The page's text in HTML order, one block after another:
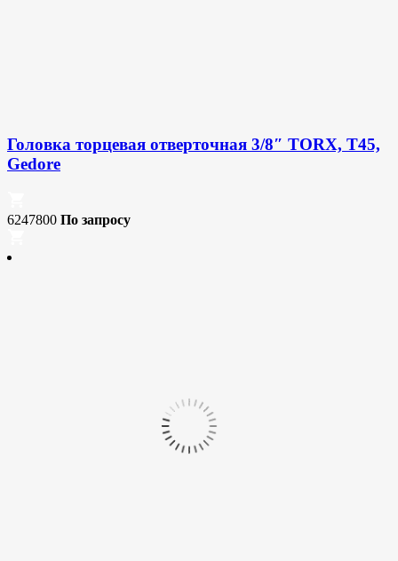
Головка торцевая отверточная 3/8″ TORX, T45,
Gedore
6247800 По запросу